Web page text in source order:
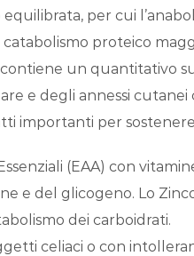
per cui
proteico
un quantitativo
e degli annessi
importanti per
(EAA) con
del glicogeno. Lo
dei carboidrati.
celiaci o con